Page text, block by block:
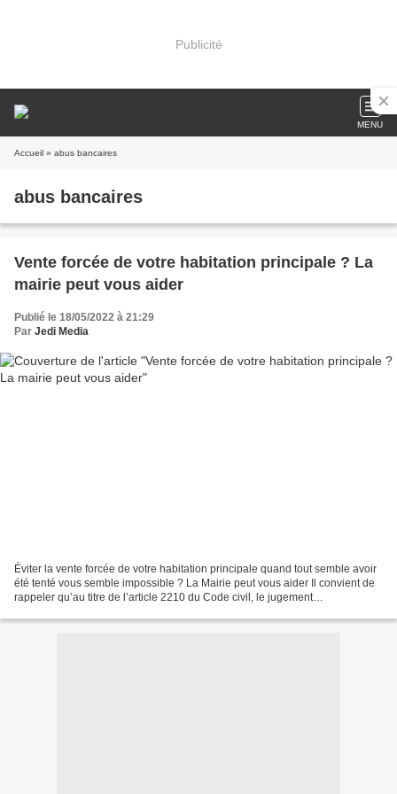
Publicité
MENU
Accueil » abus bancaires
abus bancaires
Vente forcée de votre habitation principale ? La
mairie peut vous aider
Publié le 18/05/2022 à 21:29
Par Jedi Media
Éviter la vente forcée de votre habitation principale quand tout semble avoir
été tenté vous semble impossible ? La Mairie peut vous aider Il convient de
rappeler qu’au titre de l’article 2210 du Code civil, le jugement